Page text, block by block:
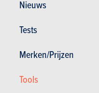
Nieuws
Tests
Merken/Prijzen
Tools